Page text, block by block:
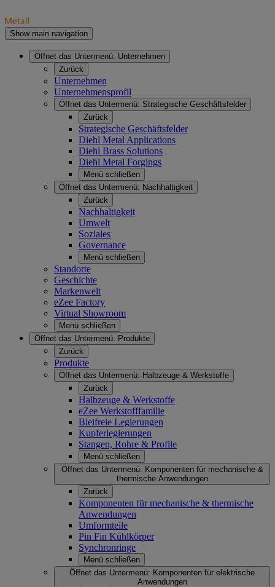
Show main navigation
Öffnet das Untermenü: Unternehmen
Zurück
Unternehmen
Unternehmensprofil
Öffnet das Untermenü: Strategische Geschäftsfelder
Zurück
Strategische Geschäftsfelder
Diehl Metal Applications
Diehl Brass Solutions
Diehl Metal Forgings
Menü schließen
Öffnet das Untermenü: Nachhaltigkeit
Zurück
Nachhaltigkeit
Umwelt
Soziales
Governance
Menü schließen
Standorte
Geschichte
Markenwelt
eZee Factory
Virtual Showroom
Menü schließen
Öffnet das Untermenü: Produkte
Zurück
Produkte
Öffnet das Untermenü: Halbzeuge & Werkstoffe
Zurück
Halbzeuge & Werkstoffe
eZee Werkstofffamilie
Bleifreie Legierungen
Kupferlegierungen
Stangen, Rohre & Profile
Menü schließen
Öffnet das Untermenü: Komponenten für mechanische &
thermische Anwendungen
Zurück
Komponenten für mechanische & thermische
Anwendungen
Umformteile
Pin Fin Kühlkörper
Synchronringe
Menü schließen
Öffnet das Untermenü: Komponenten für elektrische
Anwendungen